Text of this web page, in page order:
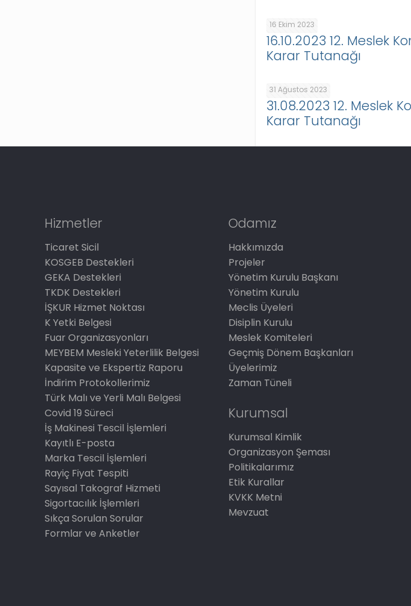
16 Ekim 2023
16.10.2023 12. Meslek
Karar Tutanağı
31 Ağustos 2023
31.08.2023 12. Meslek
Karar Tutanağı
Hizmetler
Ticaret Sicil
KOSGEB Destekleri
GEKA Destekleri
TKDK Destekleri
İŞKUR Hizmet Noktası
K Yetki Belgesi
Fuar Organizasyonları
MEYBEM Mesleki Yeterlilik Belgesi
Kapasite ve Ekspertiz Raporu
İndirim Protokollerimiz
Türk Malı ve Yerli Malı Belgesi
Covid 19 Süreci
İş Makinesi Tescil İşlemleri
Kayıtlı E-posta
Marka Tescil İşlemleri
Rayiç Fiyat Tespiti
Sayısal Takograf Hizmeti
Sigortacılık İşlemleri
Sıkça Sorulan Sorular
Formlar ve Anketler
Odamız
Hakkımızda
Projeler
Yönetim Kurulu Başkanı
Yönetim Kurulu
Meclis Üyeleri
Disiplin Kurulu
Meslek Komiteleri
Geçmiş Dönem Başkanları
Üyelerimiz
Zaman Tüneli
Kurumsal
Kurumsal Kimlik
Organizasyon Şeması
Politikalarımız
Etik Kurallar
KVKK Metni
Mevzuat